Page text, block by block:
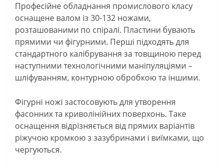
Професійне обладнання промислового класу
оснащене валом із 30-132 ножами,
розташованими по спіралі. Пластини бувають
прямими чи фігурними. Перші підходять для
стандартного калібрування за товщиною перед
наступними технологічними маніпуляціями –
шліфуванням, контурною обробкою та іншими.
Фігурні ножі застосовують для утворення
фасонних та криволінійних поверхонь. Таке
оснащення відрізняється від прямих варіантів
ріжучою кромкою з зазубринами і виїмками, що
чергуються.